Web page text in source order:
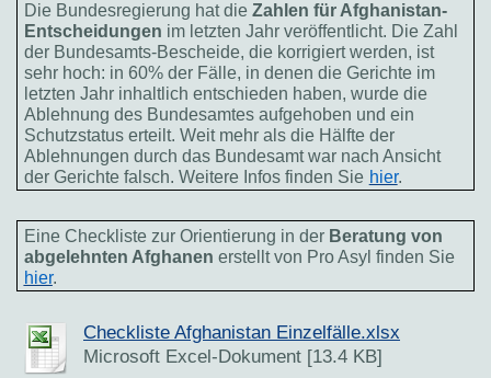
Die Bundesregierung hat die Zahlen für Afghanistan-
Entscheidungen im letzten Jahr veröffentlicht. Die Zahl
der Bundesamts-Bescheide, die korrigiert werden, ist
sehr hoch: in 60% der Fälle, in denen die Gerichte im
letzten Jahr inhaltlich entschieden haben, wurde die
Ablehnung des Bundesamtes aufgehoben und ein
Schutzstatus erteilt. Weit mehr als die Hälfte der
Ablehnungen durch das Bundesamt war nach Ansicht
der Gerichte falsch. Weitere Infos finden Sie hier.
Eine Checkliste zur Orientierung in der Beratung von
abgelehnten Afghanen erstellt von Pro Asyl finden Sie
hier.
Checkliste Afghanistan Einzelfälle.xlsx
Microsoft Excel-Dokument [13.4 KB]